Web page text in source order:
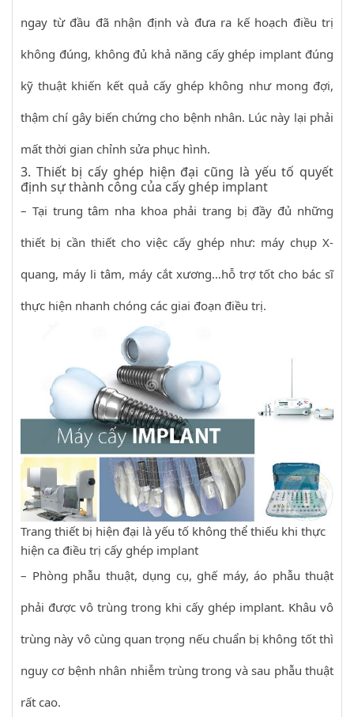
ngay từ đầu đã nhận định và đưa ra kế hoạch điều trị
không đúng, không đủ khả năng cấy ghép implant đúng
kỹ thuật khiến kết quả cấy ghép không như mong đợi,
thậm chí gây biến chứng cho bệnh nhân. Lúc này lại phải
mất thời gian chỉnh sửa phục hình.
3. Thiết bị cấy ghép hiện đại cũng là yếu tố quyết
định sự thành công của cấy ghép implant
– Tại trung tâm nha khoa phải trang bị đầy đủ những
thiết bị cần thiết cho việc cấy ghép như: máy chụp X-
quang, máy li tâm, máy cắt xương…hỗ trợ tốt cho bác sĩ
thực hiện nhanh chóng các giai đoạn điều trị.
Trang thiết bị hiện đại là yếu tố không thể thiếu khi thực
hiện ca điều trị cấy ghép implant
– Phòng phẫu thuật, dụng cụ, ghế máy, áo phẫu thuật
phải được vô trùng trong khi cấy ghép implant. Khâu vô
trùng này vô cùng quan trọng nếu chuẩn bị không tốt thì
nguy cơ bệnh nhân nhiễm trùng trong và sau phẫu thuật
rất cao.